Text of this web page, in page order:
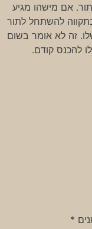
אם מישהו מגיע
להשתחל לתור
זה לא אומר בשום
להכנס קודם.
*